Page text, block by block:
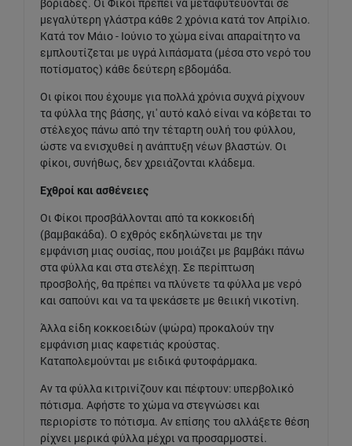
βοριάδες. Οι Φίκοι πρέπει να μεταφυτεύονται σε
μεγαλύτερη γλάστρα κάθε 2 χρόνια κατά τον Απρίλιο.
Κατά τον Μάιο - Ιούνιο το χώμα είναι απαραίτητο να
εμπλουτίζεται με υγρά λιπάσματα (μέσα στο νερό του
ποτίσματος) κάθε δεύτερη εβδομάδα.
Οι φίκοι που έχουμε για πολλά χρόνια συχνά ρίχνουν
τα φύλλα της βάσης, γι' αυτό καλό είναι να κόβεται το
στέλεχος πάνω από την τέταρτη ουλή του φύλλου,
ώστε να ενισχυθεί η ανάπτυξη νέων βλαστών. Οι
φίκοι, συνήθως, δεν χρειάζονται κλάδεμα.
Εχθροί και ασθένειες
Οι Φίκοι προσβάλλονται από τα κοκκοειδή
(βαμβακάδα). Ο εχθρός εκδηλώνεται με την
εμφάνιση μιας ουσίας, που μοιάζει με βαμβάκι πάνω
στα φύλλα και στα στελέχη. Σε περίπτωση
προσβολής, θα πρέπει να πλύνετε τα φύλλα με νερό
και σαπούνι και να τα ψεκάσετε με θειική νικοτίνη.
Άλλα είδη κοκκοειδών (ψώρα) προκαλούν την
εμφάνιση μιας καφετιάς κρούστας.
Καταπολεμούνται με ειδικά φυτοφάρμακα.
Αν τα φύλλα κιτρινίζουν και πέφτουν: υπερβολικό
πότισμα. Αφήστε το χώμα να στεγνώσει και
περιορίστε το πότισμα. Αν επίσης του αλλάξετε θέση
ρίχνει μερικά φύλλα μέχρι να προσαρμοστεί.